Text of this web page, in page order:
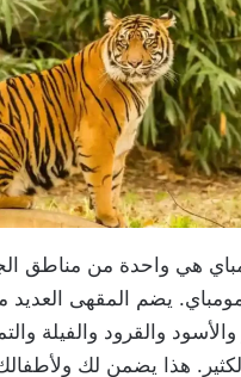
هي واحدة من مناطق
يضم المقهى العديد
والقرود والفيلة
هذا يضمن لك